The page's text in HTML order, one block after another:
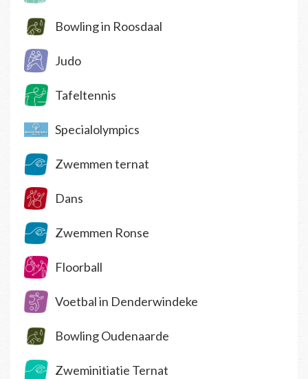
Bowling in Roosdaal
Judo
Tafeltennis
Specialolympics
Zwemmen ternat
Dans
Zwemmen Ronse
Floorball
Voetbal in Denderwindeke
Bowling Oudenaarde
Zweminitiatie Ternat